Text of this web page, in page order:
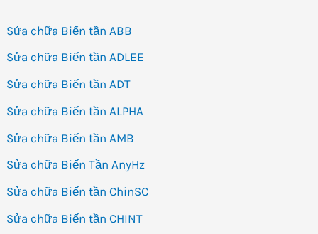
Sửa chữa Biến tần ABB
Sửa chữa Biến tần ADLEE
Sửa chữa Biến tần ADT
Sửa chữa Biến tần ALPHA
Sửa chữa Biến tần AMB
Sửa chữa Biến Tần AnyHz
Sửa chữa Biến tần ChinSC
Sửa chữa Biến tần CHINT